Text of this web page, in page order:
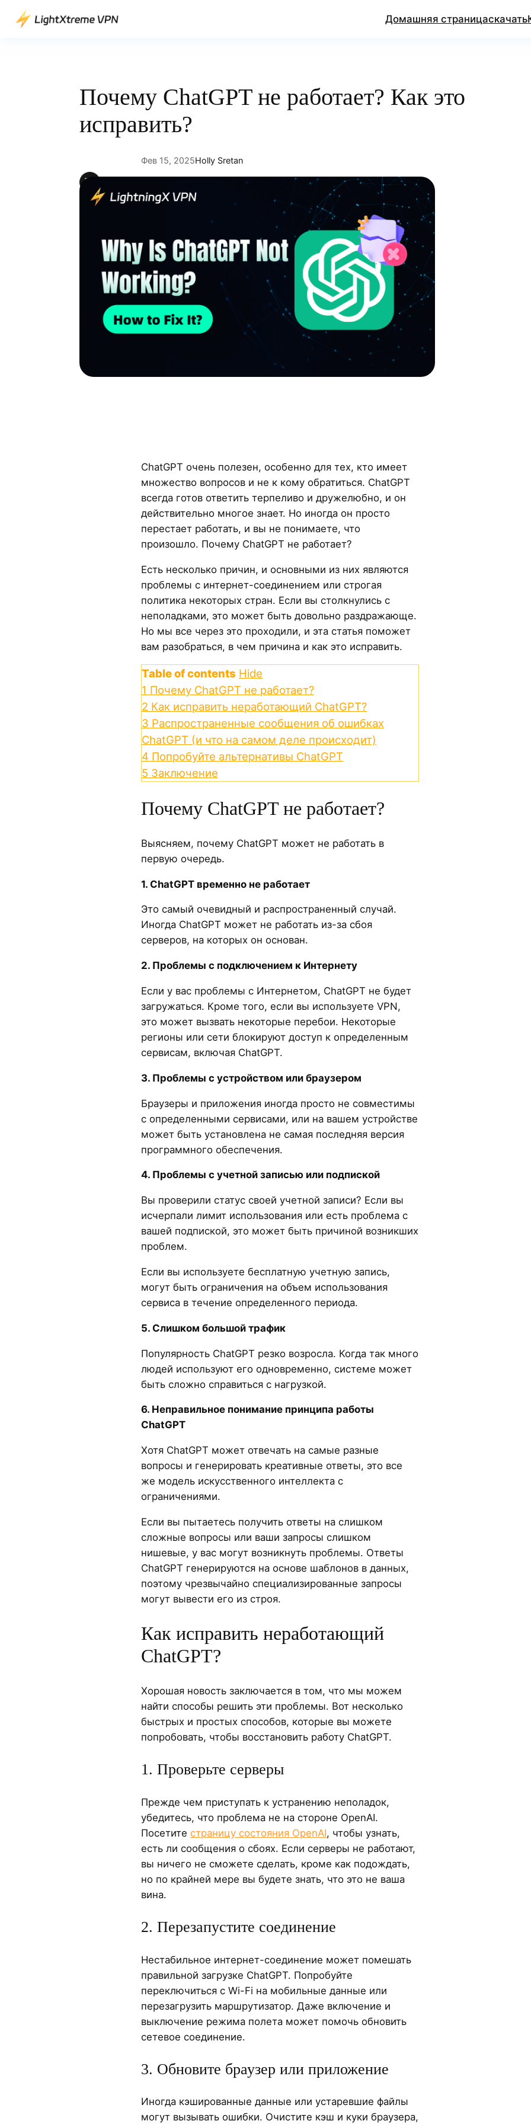
Перейти
Домашняя страницаскачать
Почему ChatGPT не работает? Как это
исправить?
Фев 15, 2025Holly Sretan
ChatGPT очень полезен, особенно для тех, кто имеет
множество вопросов и не к кому обратиться. ChatGPT
всегда готов ответить терпеливо и дружелюбно, и он
действительно многое знает. Но иногда он просто
перестает работать, и вы не понимаете, что
произошло. Почему ChatGPT не работает?
Есть несколько причин, и основными из них являются
проблемы с интернет-соединением или строгая
политика некоторых стран. Если вы столкнулись с
неполадками, это может быть довольно раздражающе.
Но мы все через это проходили, и эта статья поможет
вам разобраться, в чем причина и как это исправить.
Table of contents Hide
1 Почему ChatGPT не работает?
2 Как исправить неработающий ChatGPT?
3 Распространенные сообщения об ошибках
ChatGPT (и что на самом деле происходит)
4 Попробуйте альтернативы ChatGPT
5 Заключение
Почему ChatGPT не работает?
Выясняем, почему ChatGPT может не работать в
первую очередь.
1. ChatGPT временно не работает
Это самый очевидный и распространенный случай.
Иногда ChatGPT может не работать из-за сбоя
серверов, на которых он основан.
2. Проблемы с подключением к Интернету
Если у вас проблемы с Интернетом, ChatGPT не будет
загружаться. Кроме того, если вы используете VPN,
это может вызвать некоторые перебои. Некоторые
регионы или сети блокируют доступ к определенным
сервисам, включая ChatGPT.
3. Проблемы с устройством или браузером
Браузеры и приложения иногда просто не совместимы
с определенными сервисами, или на вашем устройстве
может быть установлена не самая последняя версия
программного обеспечения.
4. Проблемы с учетной записью или подпиской
Вы проверили статус своей учетной записи? Если вы
исчерпали лимит использования или есть проблема с
вашей подпиской, это может быть причиной возникших
проблем.
Если вы используете бесплатную учетную запись,
могут быть ограничения на объем использования
сервиса в течение определенного периода.
5. Слишком большой трафик
Популярность ChatGPT резко возросла. Когда так много
людей используют его одновременно, системе может
быть сложно справиться с нагрузкой.
6. Неправильное понимание принципа работы
ChatGPT
Хотя ChatGPT может отвечать на самые разные
вопросы и генерировать креативные ответы, это все
же модель искусственного интеллекта с
ограничениями.
Если вы пытаетесь получить ответы на слишком
сложные вопросы или ваши запросы слишком
нишевые, у вас могут возникнуть проблемы. Ответы
ChatGPT генерируются на основе шаблонов в данных,
поэтому чрезвычайно специализированные запросы
могут вывести его из строя.
Как исправить неработающий
ChatGPT?
Хорошая новость заключается в том, что мы можем
найти способы решить эти проблемы. Вот несколько
быстрых и простых способов, которые вы можете
попробовать, чтобы восстановить работу ChatGPT.
1. Проверьте серверы
Прежде чем приступать к устранению неполадок,
убедитесь, что проблема не на стороне OpenAI.
Посетите страницу состояния OpenAI, чтобы узнать,
есть ли сообщения о сбоях. Если серверы не работают,
вы ничего не сможете сделать, кроме как подождать,
но по крайней мере вы будете знать, что это не ваша
вина.
2. Перезапустите соединение
Нестабильное интернет-соединение может помешать
правильной загрузке ChatGPT. Попробуйте
переключиться с Wi-Fi на мобильные данные или
перезагрузить маршрутизатор. Даже включение и
выключение режима полета может помочь обновить
сетевое соединение.
3. Обновите браузер или приложение
Иногда кэшированные данные или устаревшие файлы
могут вызывать ошибки. Очистите кэш и куки браузера,